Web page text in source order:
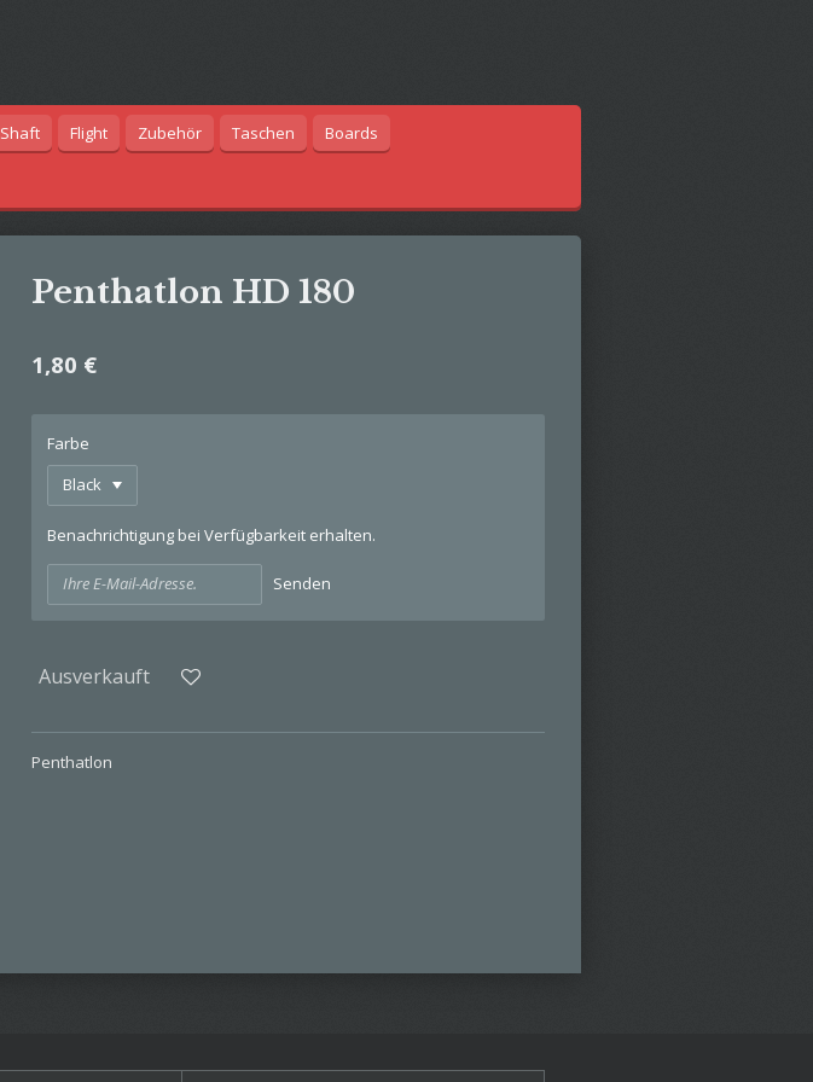
Shaft Flight Zubehör Taschen
Boards
Penthatlon HD 180
1,80 €
Farbe
Benachrichtigung bei Verfügbarkeit erhalten.
Senden
Ausverkauft
Penthatlon